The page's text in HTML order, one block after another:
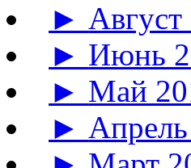
► Август
► Июнь
► Май
►